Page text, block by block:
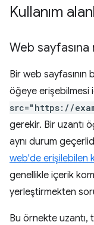
Kullanım
Web
Bir web sayfasının
öğeye erişebilmesi
src="https://
gerekir. Bir uzantı
aynı durum
web'de erişilebilen
genellikle içerik
yerleştirmekten
Bu örnekte uzantı,